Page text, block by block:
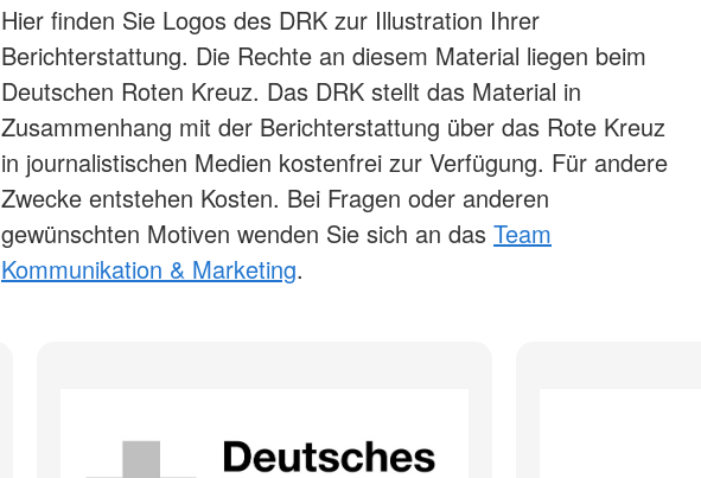
Hier finden Sie Logos des DRK zur Illustration Ihrer
Berichterstattung. Die Rechte an diesem Material liegen beim
Deutschen Roten Kreuz. Das DRK stellt das Material in
Zusammenhang mit der Berichterstattung über das Rote Kreuz
in journalistischen Medien kostenfrei zur Verfügung. Für andere
Zwecke entstehen Kosten. Bei Fragen oder anderen
gewünschten Motiven wenden Sie sich an das Team
Kommunikation & Marketing.